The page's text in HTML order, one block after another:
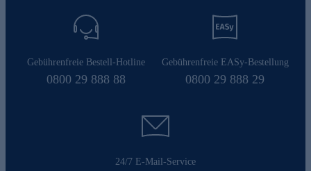
Gebührenfreie Bestell-Hotline
0800 29 888 88
Gebührenfreie EASy-Bestellung
0800 29 888 29
24/7 E-Mail-Service